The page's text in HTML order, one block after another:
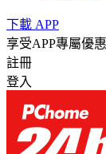
下載 APP
享受APP專屬優惠
註冊
登入